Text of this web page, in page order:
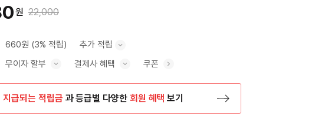
원 22,000
660원 (3% 적립) 추가 적립
무이자 할부 결제사 혜택 쿠폰
지급되는 적립금 과 등급별 다양한 회원 혜택 보기